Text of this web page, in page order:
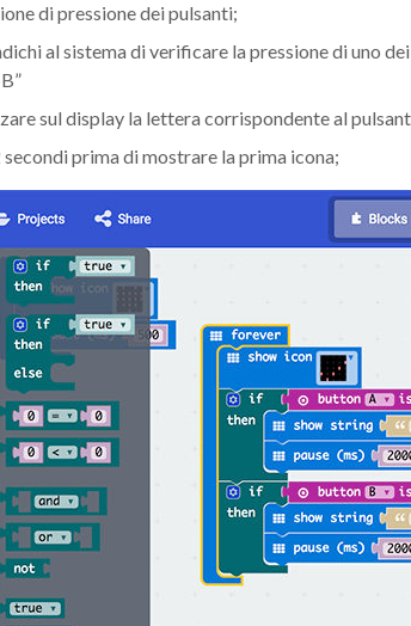
di pressione dei pulsanti;
al sistema di verificare la pressione di uno
sul display la lettera corrispondente al
prima di mostrare la prima icona;